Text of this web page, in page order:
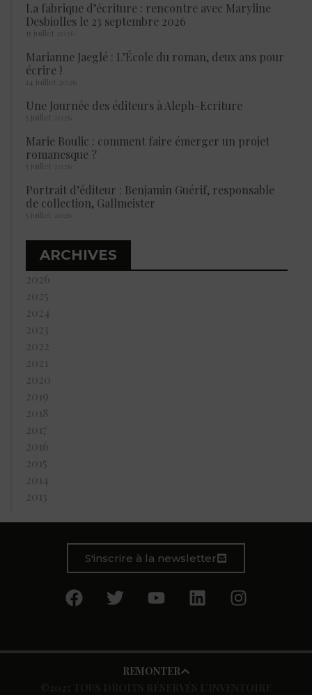
La fabrique d’écriture : rencontre avec Maryline
Desbiolles le 23 septembre 2026
15 juillet 2026
Marianne Jaeglé : L’École du roman, deux ans pour
écrire !
14 juillet 2026
Une Journée des éditeurs à Aleph-Ecriture
5 juillet 2026
Marie Boulic : comment faire émerger un projet
romanesque ?
5 juillet 2026
Portrait d’éditeur : Benjamin Guérif, responsable
de collection, Gallmeister
5 juillet 2026
ARCHIVES
2026
2025
2024
2023
2022
2021
2020
2019
2018
2017
2016
2015
2014
2013
S'inscrire à la newsletter
REMONTER